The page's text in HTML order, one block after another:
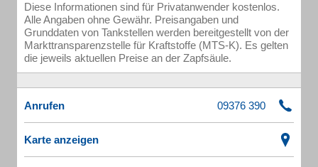
Diese Informationen sind für Privatanwender kostenlos.
Alle Angaben ohne Gewähr. Preisangaben und
Grunddaten von Tankstellen werden bereitgestellt von der
Markttransparenzstelle für Kraftstoffe (MTS-K). Es gelten
die jeweils aktuellen Preise an der Zapfsäule.
Anrufen
Karte anzeigen